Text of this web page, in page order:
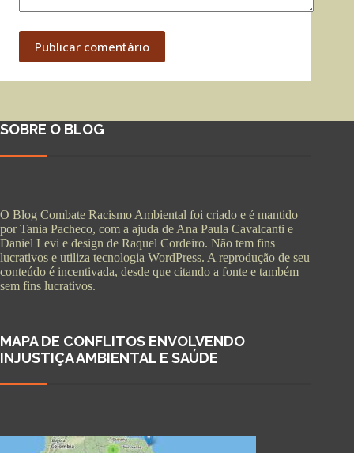
Publicar comentário
SOBRE O BLOG
O Blog Combate Racismo Ambiental foi criado e é mantido
por Tania Pacheco, com a ajuda de Ana Paula Cavalcanti e
Daniel Levi e design de Raquel Cordeiro. Não tem fins
lucrativos e utiliza tecnologia WordPress. A reprodução de seu
conteúdo é incentivada, desde que citando a fonte e também
sem fins lucrativos.
MAPA DE CONFLITOS ENVOLVENDO
INJUSTIÇA AMBIENTAL E SAÚDE